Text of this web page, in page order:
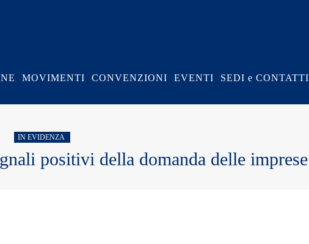
MOVIMENTI CONVENZIONI EVENTI SEDI e CONTATTI
IN EVIDENZA
positivi della domanda delle imprese